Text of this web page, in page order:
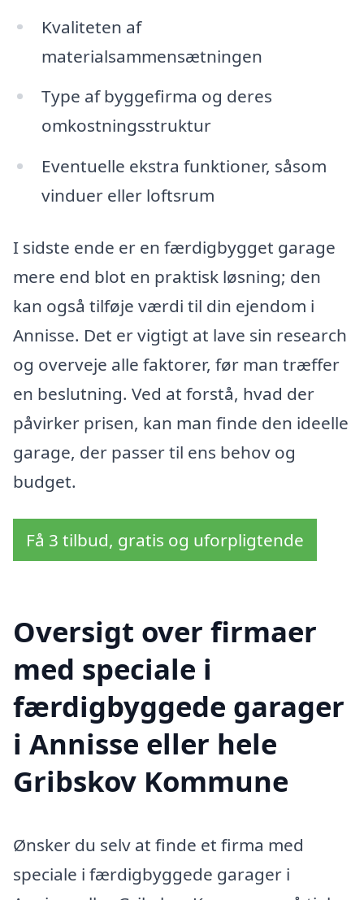
Kvaliteten af
materialsammensætningen
Type af byggefirma og deres
omkostningsstruktur
Eventuelle ekstra funktioner, såsom
vinduer eller loftsrum
I sidste ende er en færdigbygget garage
mere end blot en praktisk løsning; den
kan også tilføje værdi til din ejendom i
Annisse. Det er vigtigt at lave sin research
og overveje alle faktorer, før man træffer
en beslutning. Ved at forstå, hvad der
påvirker prisen, kan man finde den ideelle
garage, der passer til ens behov og
budget.
Få 3 tilbud, gratis og uforpligtende
Oversigt over firmaer
med speciale i
færdigbyggede garager
i Annisse eller hele
Gribskov Kommune
Ønsker du selv at finde et firma med
speciale i færdigbyggede garager i